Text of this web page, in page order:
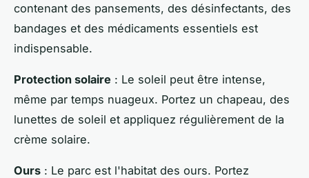
contenant des pansements, des désinfectants, des
bandages et des médicaments essentiels est
indispensable.
Protection solaire : Le soleil peut être intense,
même par temps nuageux. Portez un chapeau, des
lunettes de soleil et appliquez régulièrement de la
crème solaire.
Ours : Le parc est l'habitat des ours. Portez